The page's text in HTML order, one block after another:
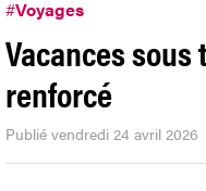
#Voyages
Vacances
renforcé
Publié vendredi 24 avril 2026